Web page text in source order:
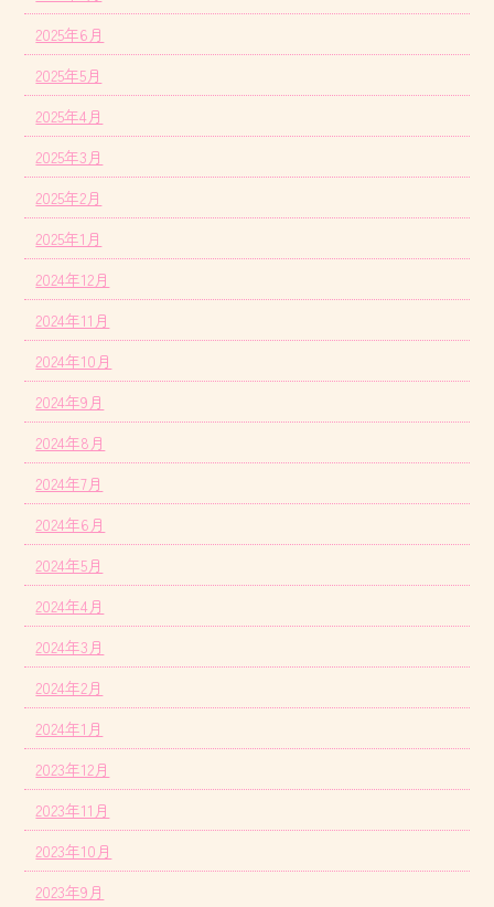
2025年6月
2025年5月
2025年4月
2025年3月
2025年2月
2025年1月
2024年12月
2024年11月
2024年10月
2024年9月
2024年8月
2024年7月
2024年6月
2024年5月
2024年4月
2024年3月
2024年2月
2024年1月
2023年12月
2023年11月
2023年10月
2023年9月